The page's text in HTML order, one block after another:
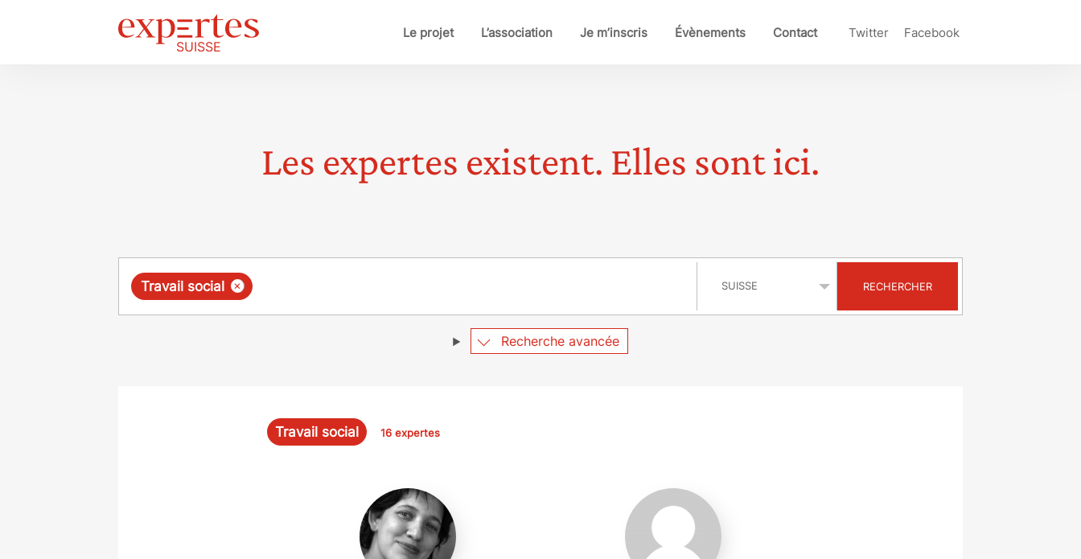
Le projet L’association Je m’inscris Évènements Contact Twitter Facebook
Les expertes existent. Elles sont ici.
Requête ×
Travail social RECHERCHER
Recherche avancée
Travail social 16 expertes
Séverine
Mayol
Magalie
Saussey